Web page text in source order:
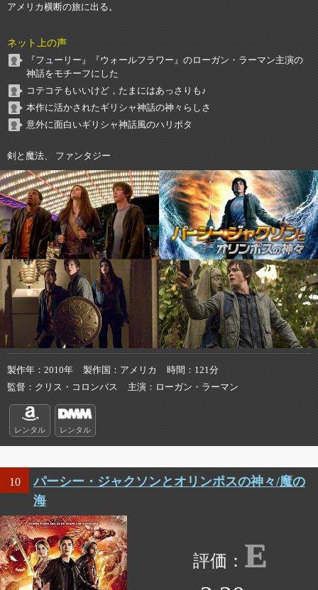
アメリカ横断の旅に出る。
ネット上の声
『フューリー』『ウォールフラワー』のローガン・ラーマン主演の
神話をモチーフにした
コテコテもいいけど，たまにはあっさりも♪
本作に活かされたギリシャ神話の神々らしさ
意外に面白いギリシャ神話風のハリポタ
剣と魔法、 ファンタジー
製作年 2010年 製作国 アメリカ 時間
121分
監督
クリス・コロンバス 主演 ローガン・ラーマン
レンタル レンタル
10
パーシー・ジャクソンとオリンポスの神々/魔の
海
E